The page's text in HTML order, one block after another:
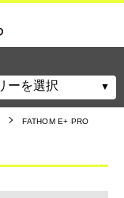
FATHOM E+ PRO